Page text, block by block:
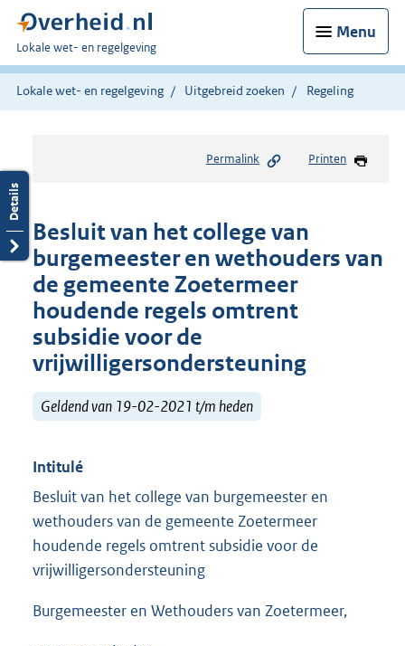
Menu
U
bent
hier:
Lokale wet- en regelgeving
Lokale wet- en regelgeving Uitgebreid zoeken Regeling
Permalink Printen
Besluit van het college van
burgemeester en wethouders van
de gemeente Zoetermeer
houdende regels omtrent
subsidie voor de
vrijwilligersondersteuning
Geldend van 19-02-2021 t/m heden
Intitulé
Besluit van het college van burgemeester en
wethouders van de gemeente Zoetermeer
houdende regels omtrent subsidie voor de
vrijwilligersondersteuning
Burgemeester en Wethouders van Zoetermeer,